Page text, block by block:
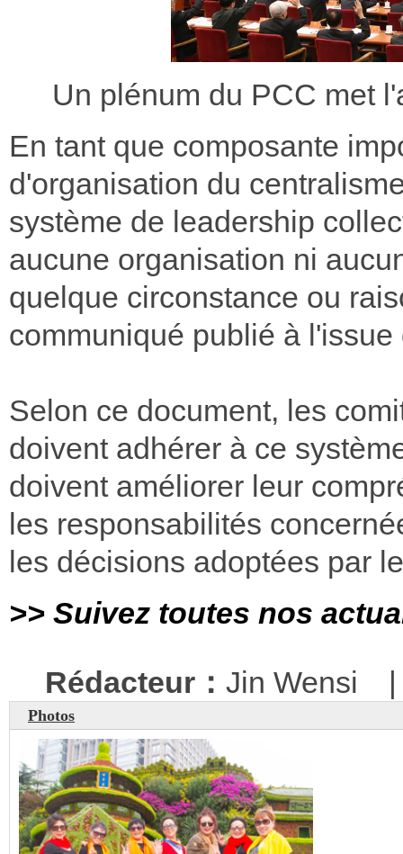
Un plénum du PCC met
En tant que composante
d'organisation du
système de leadership
aucune organisation ni
quelque circonstance ou
communiqué publié à
Selon ce document, les
doivent adhérer à ce
doivent améliorer leur
les responsabilités
les décisions adoptées par
>> Suivez toutes nos
Rédacteur： Jin Wensi
Photos